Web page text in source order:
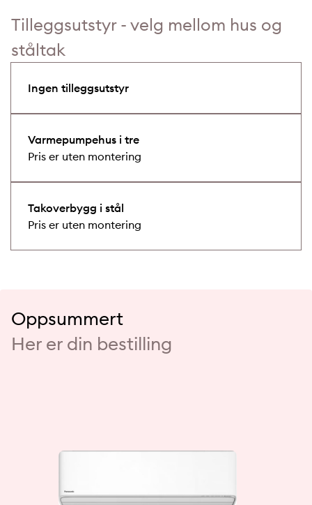
Tilleggsutstyr - velg mellom hus og
ståltak
Ingen tilleggsutstyr
Varmepumpehus i tre
Pris er uten montering
Takoverbygg i stål
Pris er uten montering
Oppsummert
Her er din bestilling